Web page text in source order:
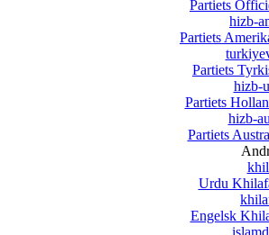
Partiets
hizb-
Partiets
Partiets
hizb-
Partiets
hizb-
Partiets
Urdu
Engelsk